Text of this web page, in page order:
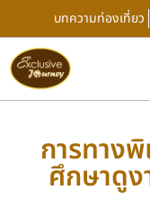
บทความท่องเที่ยว
การทาง
ศึกษาดู